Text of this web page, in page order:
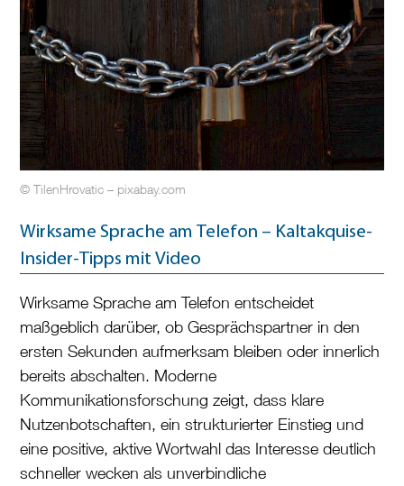
© TilenHrovatic – pixabay.com
Wirksame Sprache am Telefon – Kaltakquise-
Insider-Tipps mit Video
Wirksame Sprache am Telefon entscheidet
maßgeblich darüber, ob Gesprächspartner in den
ersten Sekunden aufmerksam bleiben oder innerlich
bereits abschalten. Moderne
Kommunikationsforschung zeigt, dass klare
Nutzenbotschaften, ein strukturierter Einstieg und
eine positive, aktive Wortwahl das Interesse deutlich
schneller wecken als unverbindliche